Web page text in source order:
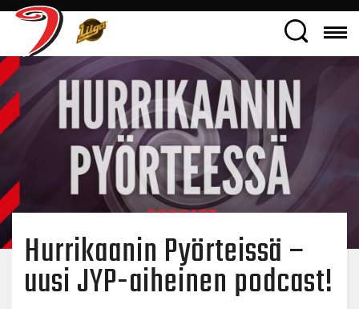
Hurrikaanin Pyörteissä –
uusi JYP-aiheinen podcast!